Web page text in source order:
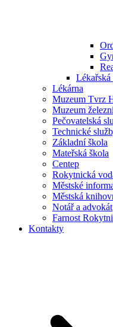
Lékařská
Lékárna
Muzeum Tvrz
Muzeum
Pečovatelská
Technické
Základní škola
Mateřská škola
Centep
Rokytnická
Městské
Městská
Notář a advokát
Farnost
Kontakty